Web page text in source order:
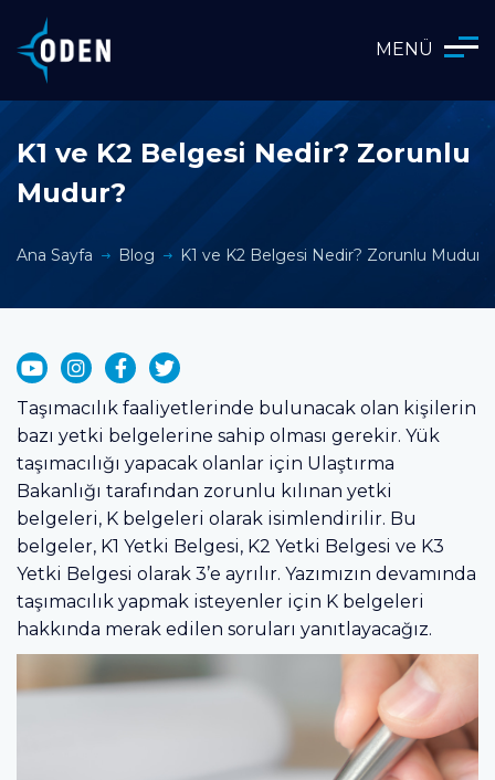
MENÜ
K1 ve K2 Belgesi Nedir? Zorunlu
Mudur?
Ana Sayfa Blog K1 ve K2 Belgesi Nedir? Zorunlu Mudur?
Taşımacılık faaliyetlerinde bulunacak olan kişilerin
bazı yetki belgelerine sahip olması gerekir. Yük
taşımacılığı yapacak olanlar için Ulaştırma
Bakanlığı tarafından zorunlu kılınan yetki
belgeleri, K belgeleri olarak isimlendirilir. Bu
belgeler, K1 Yetki Belgesi, K2 Yetki Belgesi ve K3
Yetki Belgesi olarak 3’e ayrılır. Yazımızın devamında
taşımacılık yapmak isteyenler için K belgeleri
hakkında merak edilen soruları yanıtlayacağız.